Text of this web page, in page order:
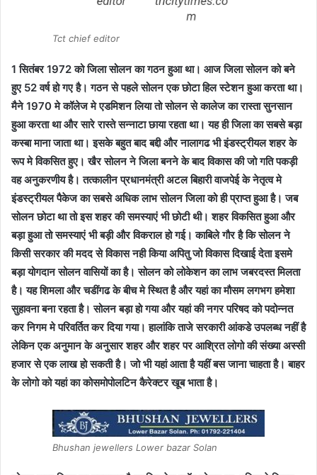
Tct chief editor
1 सितंबर 1972 को जिला सोलन का गठन हुआ था। आज जिला सोलन को बने
हुए 52 वर्ष हो गए है। गठन से पहले सोलन एक छोटा हिल स्टेशन हुआ करता था।
मैने 1970 मे कॉलेज मे एडमिशन लिया तो सोलन से कालेज का रास्ता सुनसान
हुआ करता था और सारे रास्ते सन्नाटा छाया रहता था। यह ही जिला का सबसे बड़ा
कस्बा माना जाता था। इसके बहुत बाद बद्दी और नालागढ भी इंडस्ट्रीयल शहर के
रूप मे विकसित हुए। खैर सोलन ने जिला बनने के बाद विकास की जो गति पकड़ी
वह अनुकरणीय है। तत्कालीन प्रधानमंत्री अटल बिहारी वाजपेई के नेतृत्व मे
इंडस्ट्रीयल पैकेज का सबसे अधिक लाभ सोलन जिला को ही प्राप्त हुआ है। जब
सोलन छोटा था तो इस शहर की समस्याएं भी छोटी थी। शहर विकसित हुआ और
बड़ा हुआ तो समस्याएं भी बड़ी और विकराल हो गई। काबिले गौर है कि सोलन ने
किसी सरकार की मदद से विकास नही किया अपितु जो विकास दिखाई देता इसमे
बड़ा योगदान सोलन वासियों का है। सोलन को लोकेशन का लाभ जबरदस्त मिलता
है। यह शिमला और चडींगढ के बीच मे स्थित है और यहां का मौसम लगभग हमेशा
सुहावना बना रहता है। सोलन बड़ा हो गया और यहां की नगर परिषद को पदोन्नत
कर निगम मे परिवर्तित कर दिया गया। हालांकि ताजे सरकारी आंकडे उपलब्ध नहीं है
लेकिन एक अनुमान के अनुसार शहर और शहर पर आश्रित लोगो की संख्या अस्सी
हजार से एक लाख हो सकती है। जो भी यहां आता है यहीं बस जाना चाहता है। बाहर
के लोगो को यहां का कोसमोपोलटिन कैरेक्टर खूब भाता है।
Bhushan jewellers Lower bazar Solan